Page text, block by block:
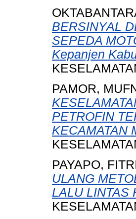
BERSINYAL
SEPEDA
Kepanjen
PAMOR,
PETROFIN
KECAMATAN
PAYAPO,
ULANG
LALU LINTAS